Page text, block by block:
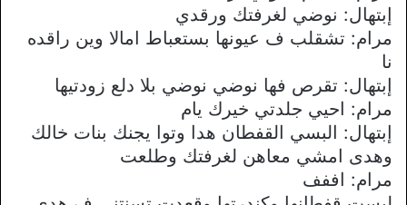
إبتهال: نوضي لغرفتك ورقدي
مرام: تشقلب ف عيونها بستعباط امالا وين راقده
نا
إبتهال: تقرص فها نوضي نوضي بلا دلع زودتيها
مرام: احيي جلدتي خيرك يام
إبتهال: البسي القفطان هدا وتوا يجنك بنات خالك
وهدى امشي معاهن لغرفتك وطلعت
مرام: اففف